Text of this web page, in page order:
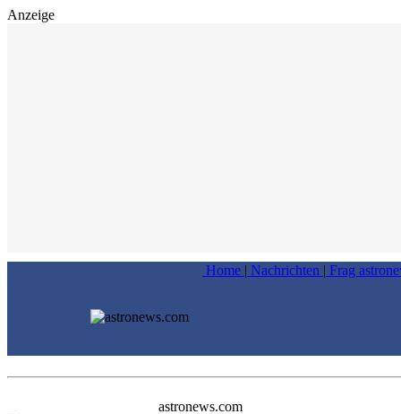
Anzeige
Home | Nachrichten | Frag
astronews.com